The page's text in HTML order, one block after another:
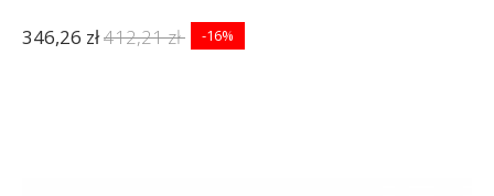
346,26 zł412,21 zł -16%